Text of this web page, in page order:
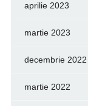
aprilie 2023
martie 2023
decembrie 2022
martie 2022